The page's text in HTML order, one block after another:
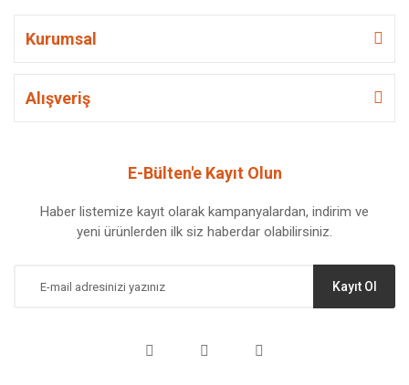
Kurumsal
Alışveriş
E-Bülten'e Kayıt Olun
Haber listemize kayıt olarak kampanyalardan, indirim ve
yeni ürünlerden ilk siz haberdar olabilirsiniz.
Kayıt Ol